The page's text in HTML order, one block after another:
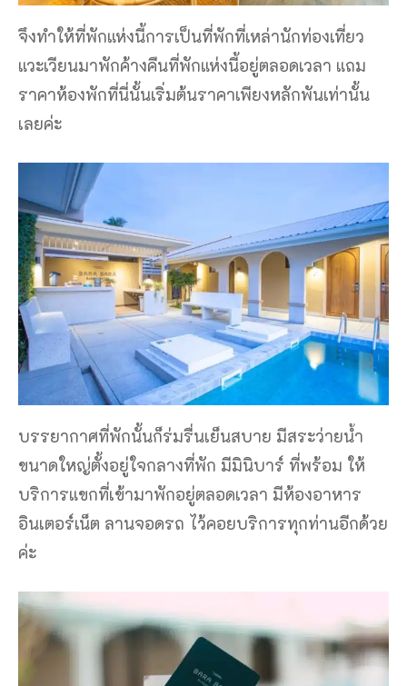
จึงทำให้ที่พักแห่งนี้การเป็นที่พักที่เหล่านักท่องเที่ยว
แวะเวียนมาพักค้างคืนที่พักแห่งนี้อยู่ตลอดเวลา แถม
ราคาห้องพักที่นี่นั้นเริ่มต้นราคาเพียงหลักพันเท่านั้น
เลยค่ะ
บรรยากาศที่พักนั้นก็ร่มรื่นเย็นสบาย มีสระว่ายน้ำ
ขนาดใหญ่ตั้งอยู่ใจกลางที่พัก มีมินิบาร์ ที่พร้อม ให้
บริการแขกที่เข้ามาพักอยู่ตลอดเวลา มีห้องอาหาร
อินเตอร์เน็ต ลานจอดรถ ไว้คอยบริการทุกท่านอีกด้วย
ค่ะ